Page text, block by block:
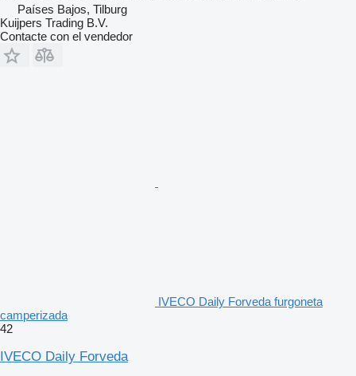
Países Bajos, Tilburg
Kuijpers Trading B.V.
Contacte con el vendedor
IVECO Daily Forveda furgoneta
camperizada
42
IVECO Daily Forveda